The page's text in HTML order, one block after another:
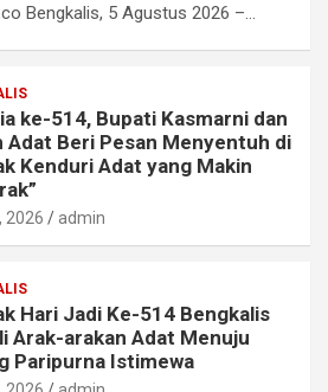
Bengkalis, 5 Agustus 2026 –…
ke-514, Bupati Kasmarni dan
Adat Beri Pesan Menyentuh di
Kenduri Adat yang Makin
2026 admin
Hari Jadi Ke-514 Bengkalis
Arak-arakan Adat Menuju
Paripurna Istimewa